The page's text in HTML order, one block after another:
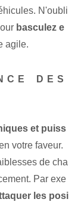
N'oubli
basculez e
agile.
DES
et puiss
votre faveur.
de cha
Par exe
les posi